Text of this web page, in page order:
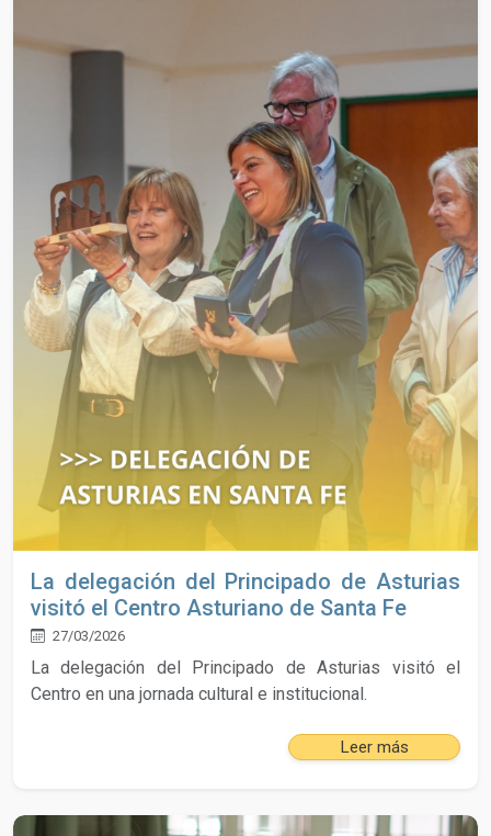
La delegación del Principado de Asturias
visitó el Centro Asturiano de Santa Fe
27/03/2026
La delegación del Principado de Asturias visitó el
Centro en una jornada cultural e institucional.
Leer más